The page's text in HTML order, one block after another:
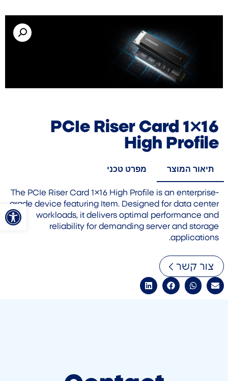
פתח
PCIe Riser Card 1×16
High Profile
תיאור המוצר מפרט טכני
The PCIe Riser Card 1×16 High Profile is an enterprise-
grade device featuring Item. Designed for data center
workloads, it delivers optimal performance and
reliability for demanding server and storage
applications.
צור קשר